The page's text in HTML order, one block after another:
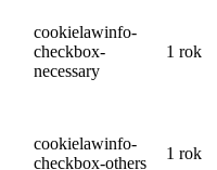
cookielawinfo-
checkbox-
necessary
1 rok
cookielawinfo-
checkbox-others
1 rok